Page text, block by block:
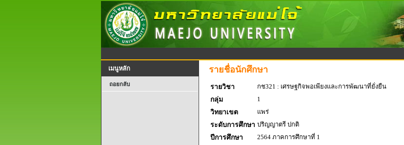
เมนูหลัก
ถอยกลับ
รายชื่อนักศึกษา
รายวิชา
กช321 : เศรษฐกิจพอเพียงและการพัฒนาที่ยั่งยืน
กลุ่ม
1
วิทยาเขต
แพร่
ระดับการศึกษา ปริญญาตรี ปกติ
ปีการศึกษา
2564 ภาคการศึกษาที่ 1